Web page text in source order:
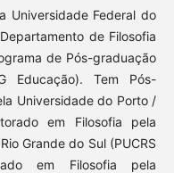
Universidade Federal do
de Filosofia
de Pós-graduação
Educação). Tem Pós-
Universidade do Porto /
em Filosofia pela
Grande do Sul (PUCRS
em Filosofia pela